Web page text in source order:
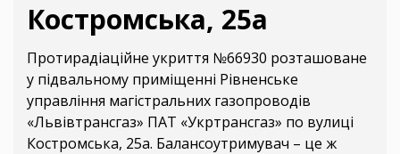
Костромська, 25а
Протирадіаційне укриття №66930 розташоване
у підвальному приміщенні Рівненське
управління магістральних газопроводів
«Львівтрансгаз» ПАТ «Укртрансгаз» по вулиці
Костромська, 25а. Балансоутримувач – це ж